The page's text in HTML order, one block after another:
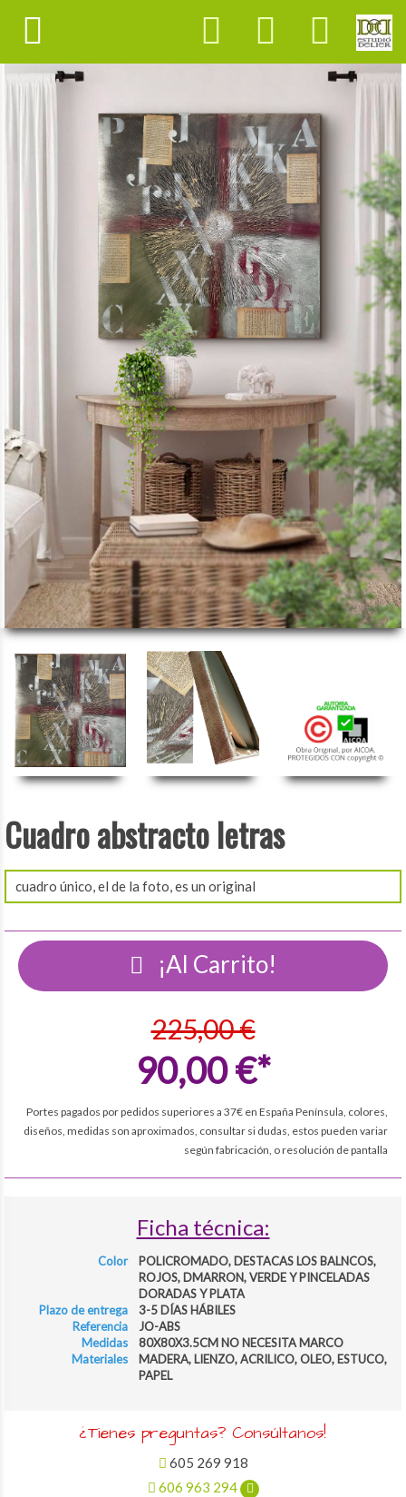
Cuadro abstracto letras
cuadro único, el de la foto, es un original
¡Al Carrito!
225,00 €
90,00 €*
Portes pagados por pedidos superiores a 37€ en España Península, colores,
diseños, medidas son aproximados, consultar si dudas, estos pueden variar
según fabricación, o resolución de pantalla
Ficha técnica:
Color
POLICROMADO, DESTACAS LOS BALNCOS,
ROJOS, DMARRON, VERDE Y PINCELADAS
DORADAS Y PLATA
Plazo de entrega
3-5 DÍAS HÁBILES
Referencia
JO-ABS
Medidas
80X80X3.5CM NO NECESITA MARCO
Materiales
MADERA, LIENZO, ACRILICO, OLEO, ESTUCO,
PAPEL
¿Tienes preguntas? Consúltanos!
605 269 918
606 963 294